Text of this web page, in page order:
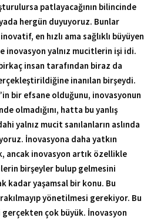
patlayacağının bilincinde
hergün duyuyoruz. Bunlar
en hızlı ama sağlıklı büyüyen
inovasyon yalnız mucitlerin işi idi.
insan tarafından biraz da
inanılan birşeydi.
bir efsane olduğunu, inovasyonun
olmadığını, hatta bu yanlış
yalnız mucit sanılanların aslında
İnovasyona daha yatkın
ancak inovasyon artık özellikle
birşeyler bulup gelmesini
kadar yaşamsal bir konu. Bu
yönetilmesi gerekiyor. Bu
çok büyük. İnovasyon